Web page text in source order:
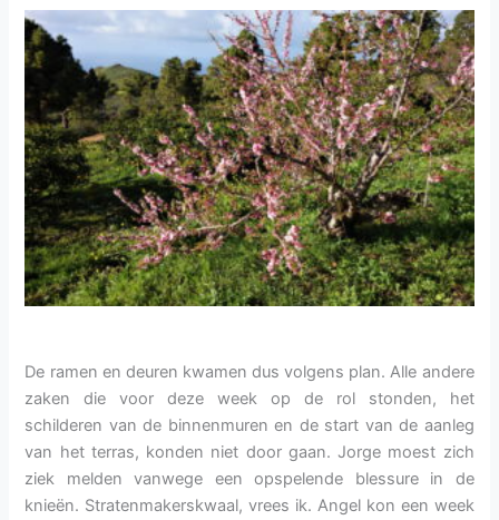
De ramen en deuren kwamen dus volgens plan. Alle andere
zaken die voor deze week op de rol stonden, het
schilderen van de binnenmuren en de start van de aanleg
van het terras, konden niet door gaan. Jorge moest zich
ziek melden vanwege een opspelende blessure in de
knieën. Stratenmakerskwaal, vrees ik. Angel kon een week